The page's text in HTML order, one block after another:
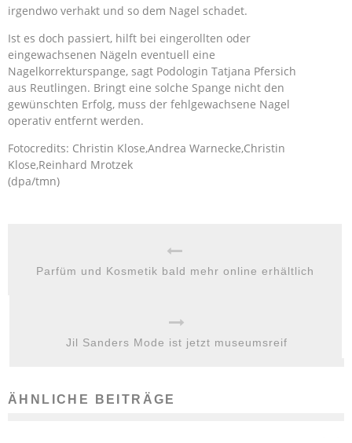
irgendwo verhakt und so dem Nagel schadet.
Ist es doch passiert, hilft bei eingerollten oder
eingewachsenen Nägeln eventuell eine
Nagelkorrekturspange, sagt Podologin Tatjana Pfersich
aus Reutlingen. Bringt eine solche Spange nicht den
gewünschten Erfolg, muss der fehlgewachsene Nagel
operativ entfernt werden.
Fotocredits: Christin Klose,Andrea Warnecke,Christin
Klose,Reinhard Mrotzek
(dpa/tmn)
Parfüm und Kosmetik bald mehr online erhältlich
Jil Sanders Mode ist jetzt museumsreif
ÄHNLICHE BEITRÄGE